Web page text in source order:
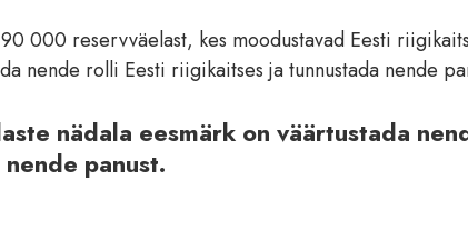
000 reservväelast, kes moodustavad Eesti
nende rolli Eesti riigikaitses ja tunnustada nende
nädala eesmärk on väärtustada
panust.